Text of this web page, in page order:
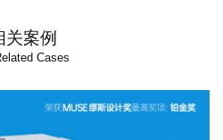
关案例
Cases